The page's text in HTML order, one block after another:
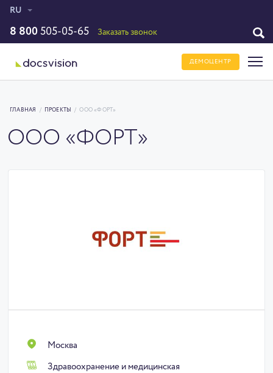
RU
8 800 505-05-65 Заказать звонок
ДЕМОЦЕНТР
ГЛАВНАЯ / ПРОЕКТЫ / ООО «ФОРТ»
ООО «ФОРТ»
Москва
Здравоохранение и медицинская